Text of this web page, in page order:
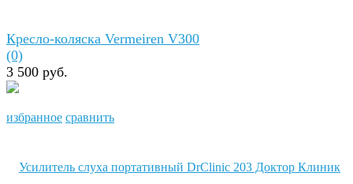
избранное сравнить
Кресло-коляска Vermeiren V300
(0)
3 500 руб.